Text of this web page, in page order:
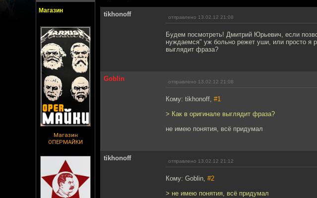
Магазин
Магазин
ОПЕРМАЙКИ
tikhonoff отправлено 13.02.12 21:08
Будем посмотреть! Дмитрий Юрьевич, если
нуждаемся" уж больно режет уши, или просто я
выглядит фраза?
Goblin отправлено 13.02.12 21:08
Кому: tikhonoff, #1
> Как в оригинале выглядит фраза?
не имею понятия, всё придумал
tikhonoff отправлено 13.02.12 21:12
Кому: Goblin, #2
> не имею понятия, всё придумал